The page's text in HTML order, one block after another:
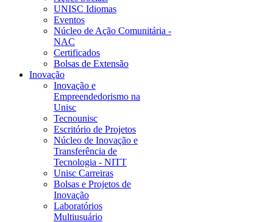
UNISC Idiomas
Eventos
Núcleo de Ação Comunitária -
NAC
Certificados
Bolsas de Extensão
Inovação
Inovação e
Empreendedorismo na
Unisc
Tecnounisc
Escritório de Projetos
Núcleo de Inovação e
Transferência de
Tecnologia - NITT
Unisc Carreiras
Bolsas e Projetos de
Inovação
Laboratórios
Multiusuário